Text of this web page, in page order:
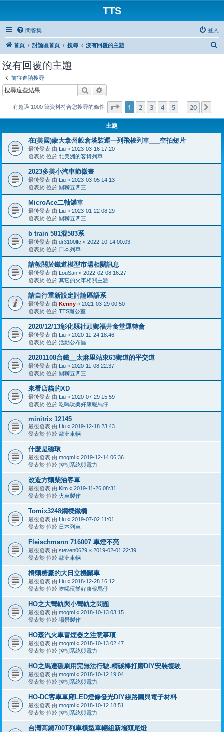
TTS
問答集 登入
首頁 討論區首頁 搜尋 沒有回覆的主題
沒有回覆的主題
前往進階搜尋
搜尋
有超過 1000 筆資料符合您搜尋的條件 第 1 頁 (共20 頁)
1 2 3 4 5 20
主題
在(美國)蒙大拿州穀倉塔裝運一列飛梭列車___空拍短片
最後發表 由 Liu « 2023-03-16 17:20
發表於 位於 北美洲的客貨列車
2023多美小汽車節徵畫
最後發表 由 Liu « 2023-03-05 14:13
發表於 位於 閒聊五四三
MicroAce二軸罐車
最後發表 由 Liu « 2023-01-22 08:29
發表於 位於 閒聊五四三
b train 581混583系
最後發表 由 dr3100lfc « 2022-10-14 00:03
發表於 位於 日本列車
請教關於鐵道模型市場相關訊息
最後發表 由 LouSan « 2022-02-08 16:27
發表於 位於 其它的火車相關主題
請自行重新設定討論區語系
最後發表 由 Kenny « 2021-03-29 00:50
發表於 位於 TTS辦公室
2020/12/13彰化縣社頭鄉福井食堂運轉會
最後發表 由 Liu « 2020-11-24 18:46
發表於 位於 活動公布區
20201108台鐵__太麻里站東63鄉道的平交道
最後發表 由 Liu « 2020-11-08 22:37
發表於 位於 閒聊五四三
來看店貓的XD
最後發表 由 Liu « 2020-07-29 15:59
發表於 位於 吃喝玩樂好康報馬仔
minitrix 12145
最後發表 由 Liu « 2019-12-18 23:43
發表於 位於 歐洲車輛
什麼是磁環
最後發表 由 mogmi « 2019-12-14 06:36
發表於 位於 控制系統與電力
改造方頭柴油客車
最後發表 由 Kim « 2019-11-26 08:31
發表於 位於 火車製作
Tomix3248鋼樑鐵橋
最後發表 由 Liu « 2019-07-02 11:01
發表於 位於 日本列車
Fleischmann 716007 車燈不亮
最後發表 由 steven0629 « 2019-02-01 22:39
發表於 位於 歐洲車輛
橋頭糖廠的大日立機關車
最後發表 由 Liu « 2018-12-28 16:12
發表於 位於 吃喝玩樂好康報馬仔
HO之大彎軌與小彎軌之問題
最後發表 由 mogmi « 2018-10-13 03:15
發表於 位於 場景製作
HO蒸汽火車冒煙器之注意事項
最後發表 由 mogmi « 2018-10-13 02:47
發表於 位於 控制系統與電力
HO之馬達碳刷用完無法行駛.精碳棒打磨DIY安裝復駛
最後發表 由 mogmi « 2018-10-12 19:04
發表於 位於 控制系統與電力
HO-DC客車車廂LED燈條發光DIY線路圖與電子材料
最後發表 由 mogmi « 2018-10-12 18:51
發表於 位於 控制系統與電力
台灣高鐵700T列車模型單輛組新增頭尾燈